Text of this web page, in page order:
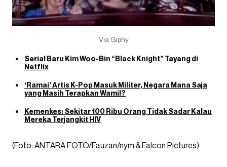
Via Giphy
Serial Baru Kim Woo-Bin “Black Knight” Tayang di
Netflix
‘Ramai’ Artis K-Pop Masuk Militer, Negara Mana Saja
yang Masih Terapkan Wamil?
Kemenkes: Sekitar 100 Ribu Orang Tidak Sadar Kalau
Mereka Terjangkit HIV
(Foto: ANTARA FOTO/Fauzan/nym & Falcon Pictures)